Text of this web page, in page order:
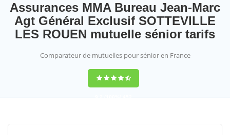
Assurances MMA Bureau Jean-Marc
Agt Général Exclusif SOTTEVILLE
LES ROUEN mutuelle sénior tarifs
Comparateur de mutuelles pour sénior en France
9,2(100%)452